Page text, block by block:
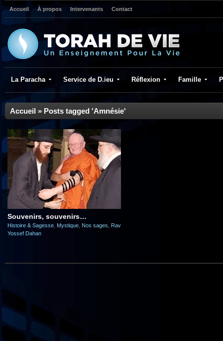
Accueil À propos Intervenants Contact
La Paracha Service de D.ieu Réflexion Famille
Accueil » Posts tagged 'Amnésie'
Souvenirs, souvenirs…
Histoire & Sagesse Mystique Nos sages
Rav
Yossef Dahan